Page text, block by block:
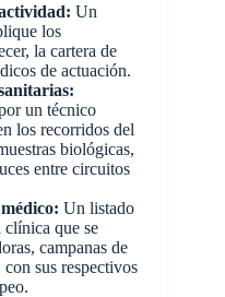
Un
los
la cartera de
de actuación.
un técnico
los recorridos del
biológicas,
entre circuitos
Un listado
clínica que se
campanas de
sus respectivos